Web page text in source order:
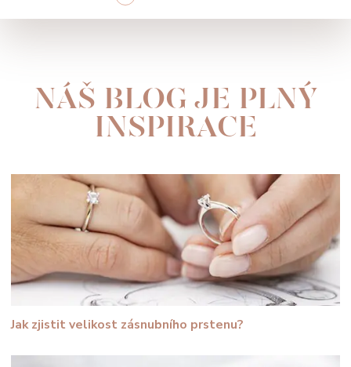
NÁŠ BLOG JE PLNÝ
INSPIRACE
Jak zjistit velikost zásnubního prstenu?